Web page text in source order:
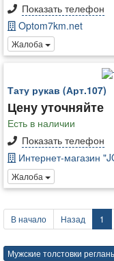
Показать телефон
Optom7km.net
Жалоба
Тату рукав (Арт.107)
Цену уточняйте
Есть в наличии
Показать телефон
Интернет-магазин
Жалоба
В начало Назад 1
Мужские толстовки